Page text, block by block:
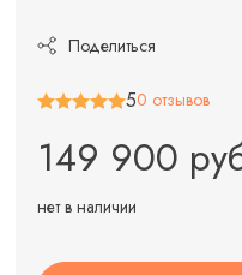
Поделиться
50 отзывов
149 900
нет в наличии